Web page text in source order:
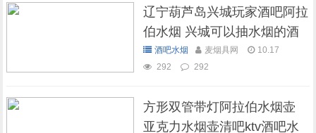
辽宁葫芦岛兴城玩家酒吧阿拉
伯水烟 兴城可以抽水烟的酒
吧酒吧水烟 麦烟具网
10.17
292
292
方形双管带灯阿拉伯水烟壶
亚克力水烟壶清吧ktv酒吧水